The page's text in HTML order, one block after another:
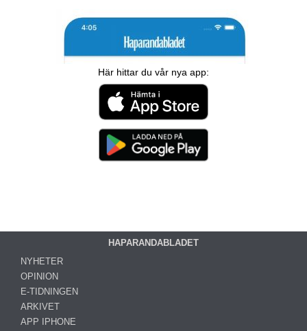
Här hittar du vår nya app:
HAPARANDABLADET
NYHETER
OPINION
E-TIDNINGEN
ARKIVET
APP IPHONE